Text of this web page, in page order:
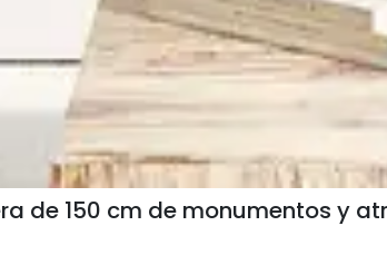
de 150 cm de monumentos y